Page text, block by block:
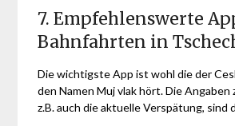
7. Empfehlenswerte
Bahnfahrten in
Die wichtigste App ist wohl die der
den Namen Muj vlak hört. Die Angaben
z.B. auch die aktuelle Verspätung, sind